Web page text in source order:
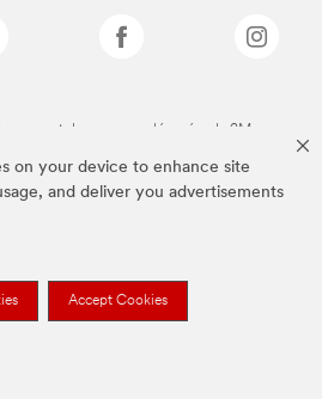
on your device to enhance site
and deliver you advertisements
Accept Cookies
sont des marques déposées de 3M.